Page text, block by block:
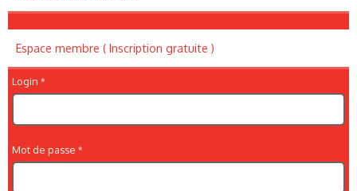
Espace membre ( Inscription gratuite )
Login
Mot de passe